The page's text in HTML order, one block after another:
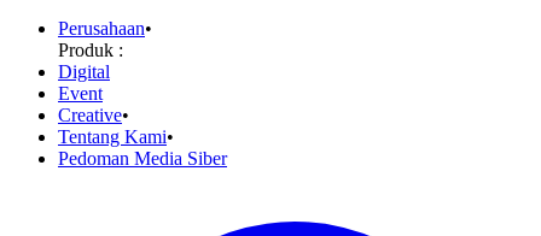
Perusahaan•
Produk :
Digital
Event
Creative•
Tentang Kami•
Pedoman Media Siber